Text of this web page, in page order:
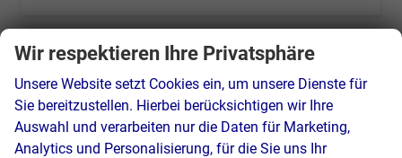
Wir respektieren Ihre Privatsphäre
Unsere Website setzt Cookies ein, um unsere Dienste für
Sie bereitzustellen. Hierbei berücksichtigen wir Ihre
Auswahl und verarbeiten nur die Daten für Marketing,
Analytics und Personalisierung, für die Sie uns Ihr